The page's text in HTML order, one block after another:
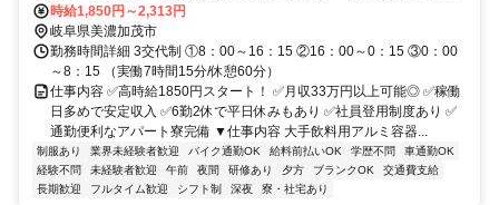
車で2分 ◎車・バイク通勤が便利です。
時給1,850円～2,313円
岐阜県美濃加茂市
勤務時間詳細 3交代制 ①8：00～16：15 ②16：00～0：15 ③0：00
～8：15 （実働7時間15分/休憩60分）
仕事内容 ✅高時給1850円スタート！ ✅月収33万円以上可能◎ ✅稼働
日多めで安定収入 ✅6勤2休で平日休みもあり ✅社員登用制度あり ✅
通勤便利なアパート寮完備 ▼仕事内容 大手飲料用アルミ容器...
制服あり 業界未経験者歓迎 バイク通勤OK 給料前払いOK 学歴不問
車通勤OK
経験不問
未経験者歓迎 午前 夜間 研修あり 夕方 ブランクOK
交通費支給
長期歓迎
フルタイム歓迎 シフト制 深夜 寮・社宅あり